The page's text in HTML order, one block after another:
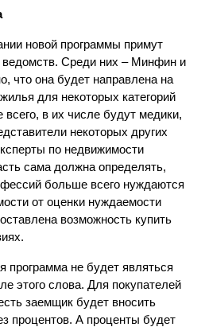
новой программы примут
ведомств. Среди них – Минфин и
что она будет направлена на
для некоторых категорий
всего, в их числе будут медики,
некоторых других
по недвижимости
сама должна определять,
больше всего нуждаются
от оценки нуждаемости
возможность купить
программа не будет являться
этого слова. Для покупателей
заемщик будет вносить
процентов. А проценты будет